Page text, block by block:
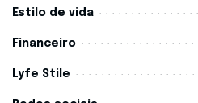
Estilo de vida
Financeiro
Lyfe Stile